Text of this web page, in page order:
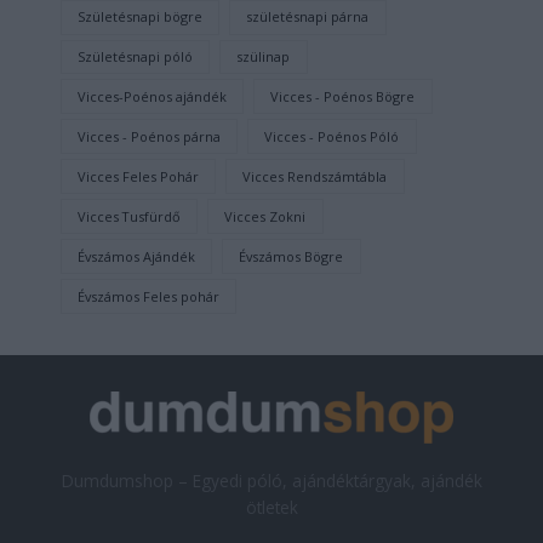
Születésnapi bögre születésnapi párna
Születésnapi póló szülinap
Vicces-Poénos ajándék Vicces - Poénos Bögre
Vicces - Poénos párna Vicces - Poénos Póló
Vicces Feles Pohár Vicces Rendszámtábla
Vicces Tusfürdő Vicces Zokni
Évszámos Ajándék Évszámos Bögre
Évszámos Feles pohár